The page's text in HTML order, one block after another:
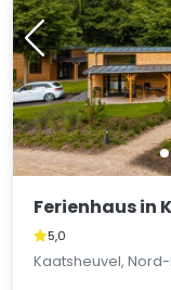
Ferienhaus in
5,0
Kaatsheuvel,